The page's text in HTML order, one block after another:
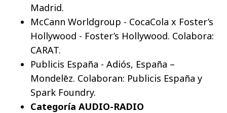
Madrid.
McCann Worldgroup - CocaCola x Foster’s
Hollywood - Foster’s Hollywood. Colabora:
CARAT.
Publicis España - Adiós, España –
Mondelēz. Colaboran: Publicis España y
Spark Foundry.
Categoría AUDIO-RADIO